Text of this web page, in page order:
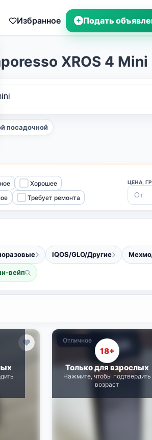
Избранное Подать
XROS 4
посадочной
Хорошее
Требует ремонта
ЦЕНА,
IQOS/GLO/Другие
вейп
Отличное
18+
Только для взрослых
Нажмите, чтобы подтвердить
возраст